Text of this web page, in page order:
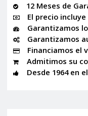
12 Meses de
El precio
Garantizamos
Garantizamos
Financiamos el
Admitimos su
Desde 1964 en